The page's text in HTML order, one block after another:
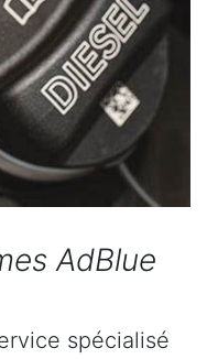
AdBlue
spécialisé